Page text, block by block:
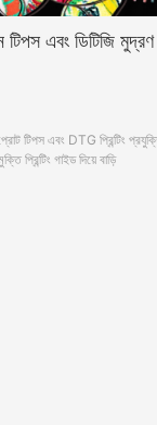
টিপস এবং ডিটিজি
টিপস এবং DTG প্রিন্টিং
প্রিন্টিং গাইড দিয়ে বাড়ি